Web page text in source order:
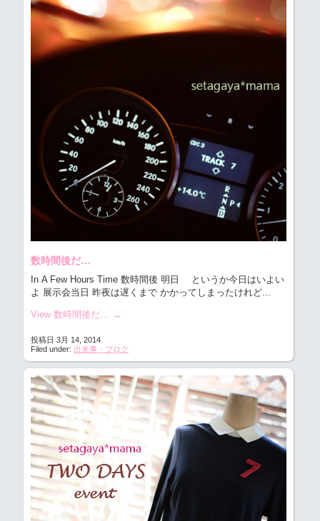
数時間後だ…
In A Few Hours Time 数時間後 明日 というか今日はいよい
よ 展示会当日 昨夜は遅くまで かかってしまったけれど...
View 数時間後だ… →
投稿日 3月 14, 2014
Filed under: 出来事・ブログ